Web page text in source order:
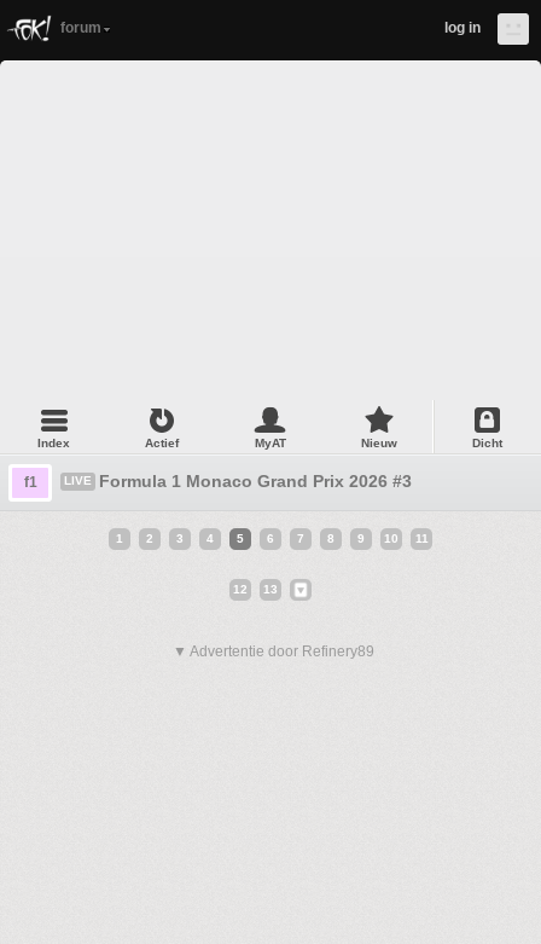
forum log in
Index Actief MyAT Nieuw Dicht
f1 LIVE Formula 1 Monaco Grand Prix 2026 #3
1 2 3 4 5 6 7 8 9 10 11
12 13
▼ Advertentie door Refinery89